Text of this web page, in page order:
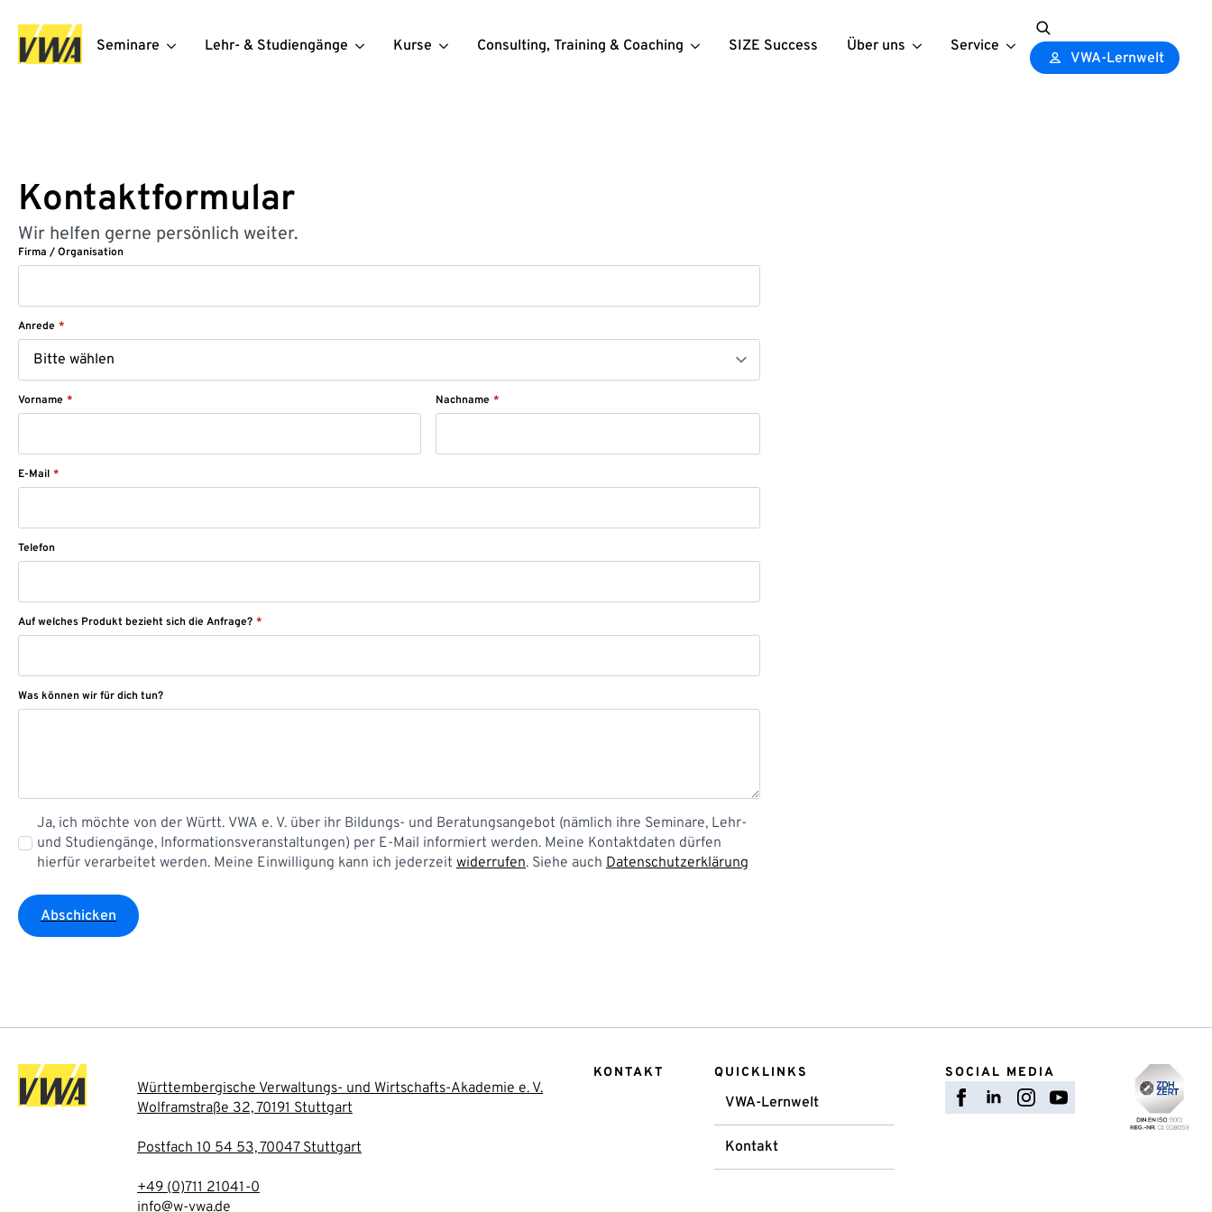
Seminare Lehr- & Studiengänge Kurse Consulting, Training & Coaching SIZE Success Über uns Service
Search
for:
VWA-Lernwelt
Kontaktformular
Wir helfen gerne persönlich weiter.
Firma / Organisation
Anrede *
Vorname * Nachname *
E-Mail *
Telefon
Auf welches Produkt bezieht sich die Anfrage? *
Was können wir für dich tun?
DSGVO
*
Ja, ich möchte von der Württ. VWA e. V. über ihr Bildungs- und Beratungsangebot (nämlich ihre Seminare, Lehr-
und Studiengänge, Informationsveranstaltungen) per E-Mail informiert werden. Meine Kontaktdaten dürfen
hierfür verarbeitet werden. Meine Einwilligung kann ich jederzeit widerrufen . Siehe auch Datenschutzerklärung
Abschicken
Württembergische Verwaltungs- und Wirtschafts-Akademie e. V.
Wolframstraße 32, 70191 Stuttgart
Postfach 10 54 53, 70047 Stuttgart
+49 (0)711 21041-0
info@w-vwa.de
KONTAKT QUICKLINKS
VWA-Lernwelt
Kontakt
SOCIAL MEDIA